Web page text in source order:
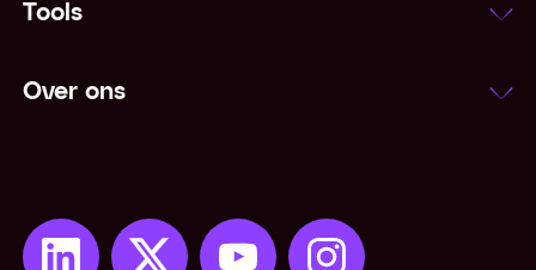
Tools
Over ons